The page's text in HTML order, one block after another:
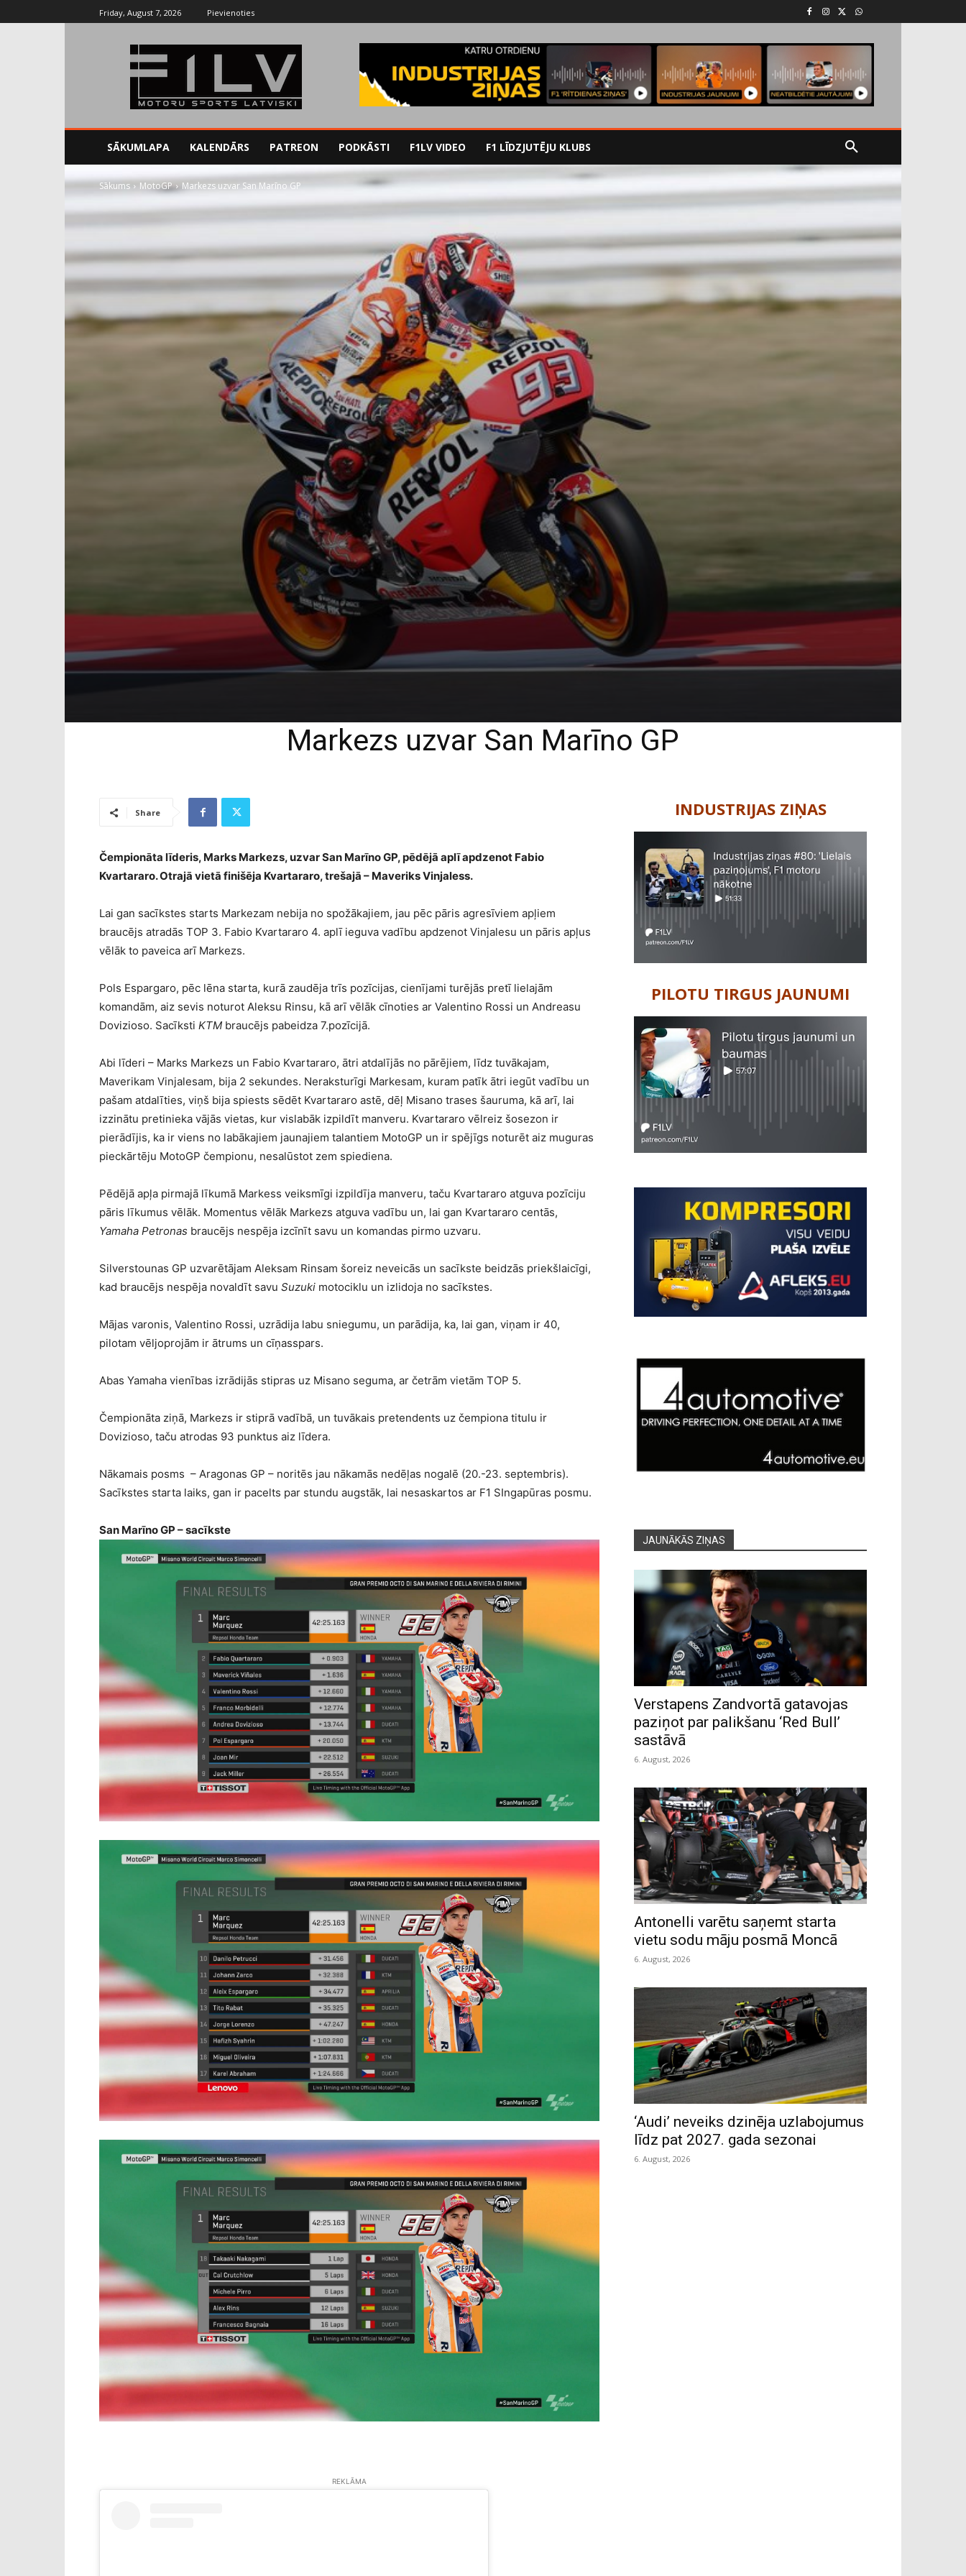
Friday, August 7, 2026 Pievienoties
SĀKUMLAPA KALENDĀRS PATREON PODKĀSTI F1LV VIDEO F1 LĪDZJUTĒJU KLUBS
Sākums MotoGP Markezs uzvar San Marīno GP
Markezs uzvar San Marīno GP
Share
Čempionāta līderis, Marks Markezs, uzvar San Marīno GP, pēdējā aplī apdzenot Fabio
Kvartararo. Otrajā vietā finišēja Kvartararo, trešajā – Maveriks Vinjaless.
Lai gan sacīkstes starts Markezam nebija no spožākajiem, jau pēc pāris agresīviem apļiem
braucējs atradās TOP 3. Fabio Kvartararo 4. aplī ieguva vadību apdzenot Vinjalesu un pāris apļus
vēlāk to paveica arī Markezs.
Pols Espargaro, pēc lēna starta, kurā zaudēja trīs pozīcijas, cienījami turējās pretī lielajām
komandām, aiz sevis noturot Aleksu Rinsu, kā arī vēlāk cīnoties ar Valentino Rossi un Andreasu
Dovizioso. Sacīksti KTM braucējs pabeidza 7.pozīcijā.
Abi līderi – Marks Markezs un Fabio Kvartararo, ātri atdalījās no pārējiem, līdz tuvākajam,
Maverikam Vinjalesam, bija 2 sekundes. Neraksturīgi Markesam, kuram patīk ātri iegūt vadību un
pašam atdalīties, viņš bija spiests sēdēt Kvartararo astē, dēļ Misano trases šauruma, kā arī, lai
izzinātu pretinieka vājās vietas, kur vislabāk izpildīt manveru. Kvartararo vēlreiz šosezon ir
pierādījis, ka ir viens no labākajiem jaunajiem talantiem MotoGP un ir spējīgs noturēt aiz muguras
pieckārtēju MotoGP čempionu, nesalūstot zem spiediena.
Pēdējā apļa pirmajā līkumā Markess veiksmīgi izpildīja manveru, taču Kvartararo atguva pozīciju
pāris līkumus vēlāk. Momentus vēlāk Markezs atguva vadību un, lai gan Kvartararo centās,
Yamaha Petronas braucējs nespēja izcīnīt savu un komandas pirmo uzvaru.
Silverstounas GP uzvarētājam Aleksam Rinsam šoreiz neveicās un sacīkste beidzās priekšlaicīgi,
kad braucējs nespēja novaldīt savu Suzuki motociklu un izlidoja no sacīkstes.
Mājas varonis, Valentino Rossi, uzrādija labu sniegumu, un parādija, ka, lai gan, viņam ir 40,
pilotam vēljoprojām ir ātrums un cīņasspars.
Abas Yamaha vienības izrādijās stipras uz Misano seguma, ar četrām vietām TOP 5.
Čempionāta ziņā, Markezs ir stiprā vadībā, un tuvākais pretendents uz čempiona titulu ir
Dovizioso, taču atrodas 93 punktus aiz līdera.
Nākamais posms – Aragonas GP – noritēs jau nākamās nedēļas nogalē (20.-23. septembris).
Sacīkstes starta laiks, gan ir pacelts par stundu augstāk, lai nesaskartos ar F1 SIngapūras posmu.
San Marīno GP – sacīkste
REKLĀMA
INDUSTRIJAS ZIŅAS
PILOTU TIRGUS JAUNUMI
JAUNĀKĀS ZIŅAS
Verstapens Zandvortā gatavojas
paziņot par palikšanu ‘Red Bull’
sastāvā
6. August, 2026
Antonelli varētu saņemt starta
vietu sodu māju posmā Moncā
6. August, 2026
‘Audi’ neveiks dzinēja uzlabojumus
līdz pat 2027. gada sezonai
6. August, 2026